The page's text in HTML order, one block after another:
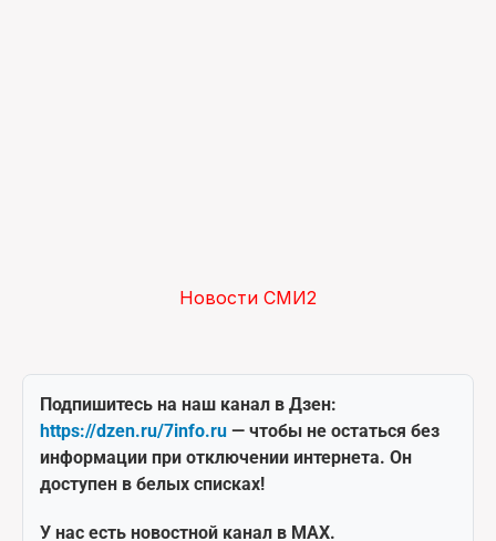
Новости СМИ2
Подпишитесь на наш канал в Дзен:
https://dzen.ru/7info.ru — чтобы не остаться без
информации при отключении интернета. Он
доступен в белых списках!
У нас есть новостной канал в MAX.